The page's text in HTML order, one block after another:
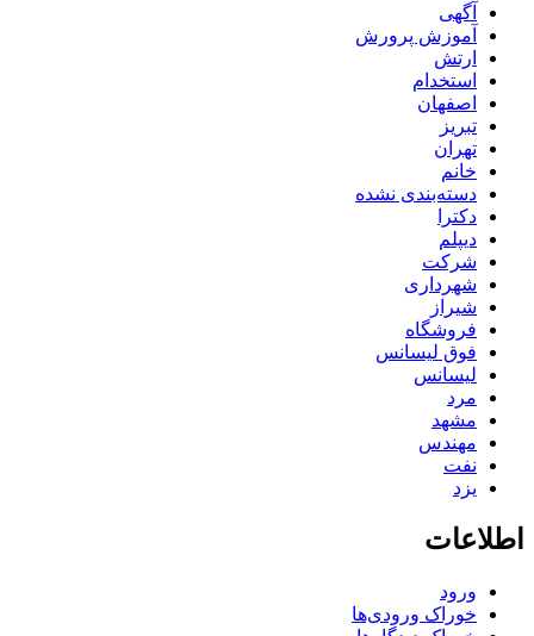
آگهی
آموزش پرورش
ارتش
استخدام
اصفهان
تبریز
تهران
خانم
دسته‌بندی نشده
دکترا
دیپلم
شرکت
شهرداری
شیراز
فروشگاه
فوق لیسانس
لیسانس
مرد
مشهد
مهندس
نفت
یزد
اطلاعات
ورود
خوراک ورودی‌ها